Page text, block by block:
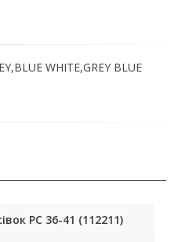
WHITE,GREY BLUE
РС 36-41 (112211)